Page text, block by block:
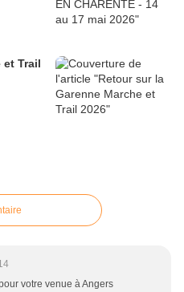
et Trail
votre venue à Angers